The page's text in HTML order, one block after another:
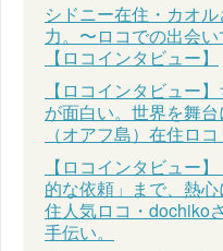
シドニー在住・カオ
力。〜ロコでの出会
【ロコインタビュー】
【ロコインタビュー
が面白い。世界を舞
（オアフ島）在住ロ
【ロコインタビュー
的な依頼」まで、熱
住人気ロコ・dochiko
手伝い。